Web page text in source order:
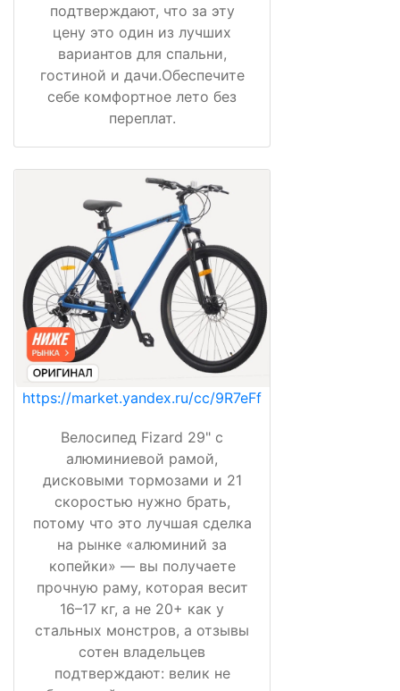
подтверждают, что за эту
цену это один из лучших
вариантов для спальни,
гостиной и дачи.Обеспечите
себе комфортное лето без
переплат.
https://market.yandex.ru/cc/9R7eFf
Велосипед Fizard 29" с
алюминиевой рамой,
дисковыми тормозами и 21
скоростью нужно брать,
потому что это лучшая сделка
на рынке «алюминий за
копейки» — вы получаете
прочную раму, которая весит
16–17 кг, а не 20+ как у
стальных монстров, а отзывы
сотен владельцев
подтверждают: велик не